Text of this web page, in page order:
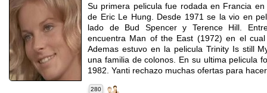
Su primera pelicula fue rodada en Francia
de Eric Le Hung. Desde 1971 se la vio en
lado de Bud Spencer y Terence Hill.
encuentra Man of the East (1972) en el
Ademas estuvo en la pelicula Trinity Is still
una familia de colonos. En su ultima pelicula
1982. Yanti rechazo muchas ofertas para
280